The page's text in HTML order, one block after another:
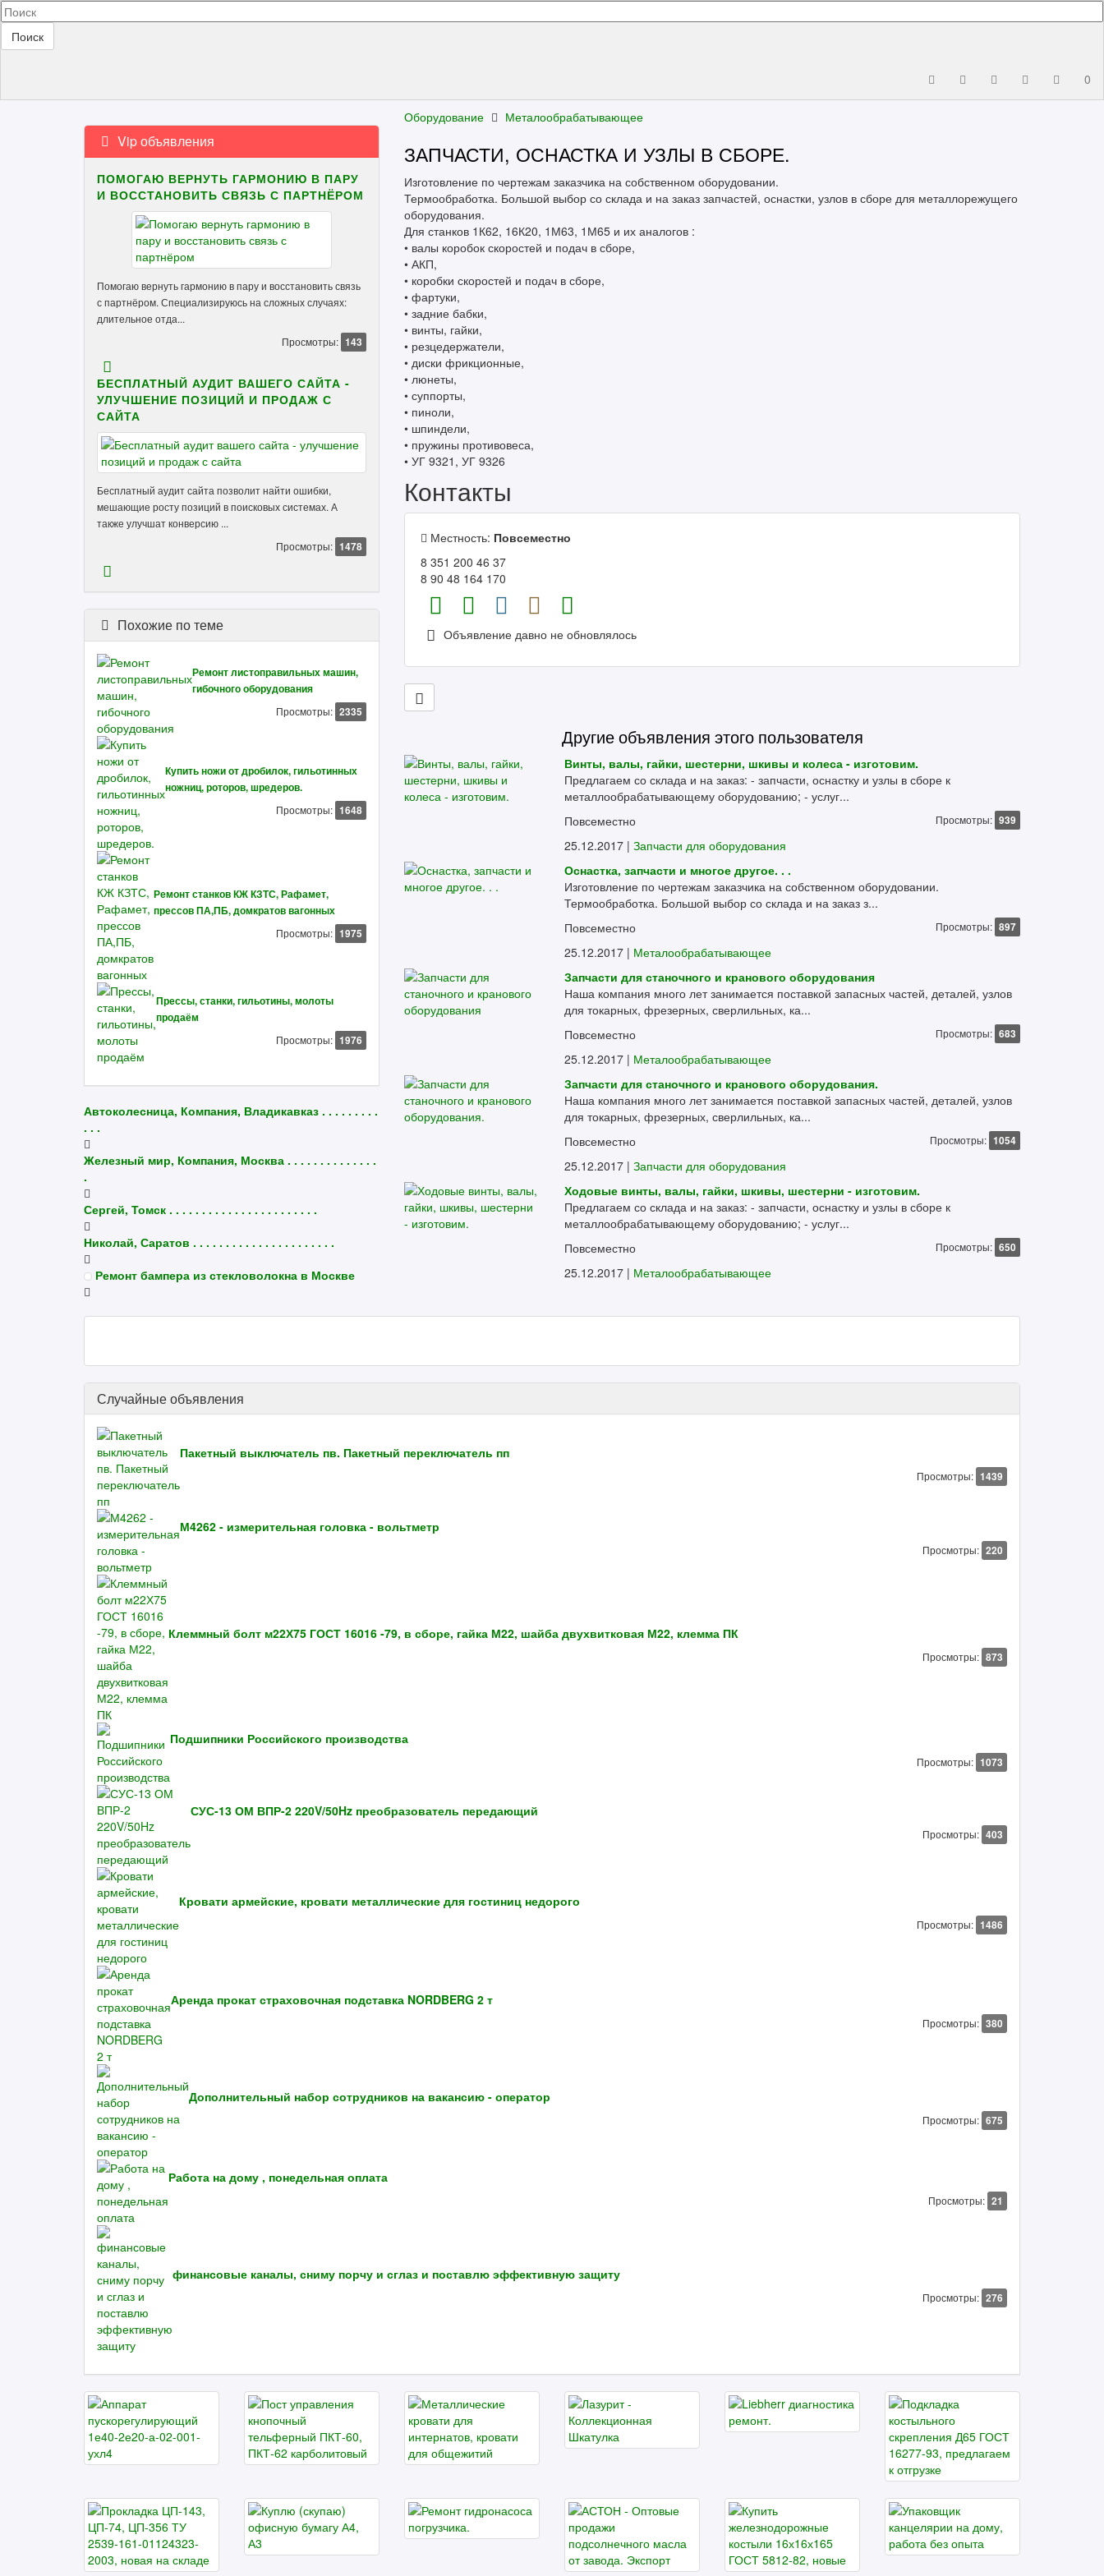
Поиск
0
Оборудование Металообрабатывающее
ЗАПЧАСТИ, ОСНАСТКА И УЗЛЫ В СБОРЕ.
Изготовление по чертежам заказчика на собственном оборудовании.
Термообработка. Большой выбор со склада и на заказ запчастей, оснастки, узлов в сборе для металлорежущего
оборудования.
Для станков 1К62, 16К20, 1М63, 1М65 и их аналогов :
• валы коробок скоростей и подач в сборе,
• АКП,
• коробки скоростей и подач в сборе,
• фартуки,
• задние бабки,
• винты, гайки,
• резцедержатели,
• диски фрикционные,
• люнеты,
• суппорты,
• пиноли,
• шпиндели,
• пружины противовеса,
• УГ 9321, УГ 9326
Контакты
Местность: Повсеместно
8 351 200 46 37
8 90 48 164 170
Объявление давно не обновлялось
Другие объявления этого пользователя
Винты, валы, гайки, шестерни, шкивы и колеса - изготовим.
Предлагаем со склада и на заказ: - запчасти, оснастку и узлы в сборе к
металлообрабатывающему оборудованию; - услуг...
Повсеместно
Просмотры: 939
25.12.2017 | Запчасти для оборудования
Оснастка, запчасти и многое другое. . .
Изготовление по чертежам заказчика на собственном оборудовании.
Термообработка. Большой выбор со склада и на заказ з...
Повсеместно
Просмотры: 897
25.12.2017 | Металообрабатывающее
Запчасти для станочного и кранового оборудования
Наша компания много лет занимается поставкой запасных частей, деталей, узлов
для токарных, фрезерных, сверлильных, ка...
Повсеместно
Просмотры: 683
25.12.2017 | Металообрабатывающее
Запчасти для станочного и кранового оборудования.
Наша компания много лет занимается поставкой запасных частей, деталей, узлов
для токарных, фрезерных, сверлильных, ка...
Повсеместно
Просмотры: 1054
25.12.2017 | Запчасти для оборудования
Ходовые винты, валы, гайки, шкивы, шестерни - изготовим.
Предлагаем со склада и на заказ: - запчасти, оснастку и узлы в сборе к
металлообрабатывающему оборудованию; - услуг...
Повсеместно
Просмотры: 650
25.12.2017 | Металообрабатывающее
Vip объявления
ПОМОГАЮ ВЕРНУТЬ ГАРМОНИЮ В ПАРУ
И ВОССТАНОВИТЬ СВЯЗЬ С ПАРТНЁРОМ
Помогаю вернуть гармонию в пару и восстановить связь
с партнёром. Специализируюсь на сложных случаях:
длительное отда...
Просмотры: 143
БЕСПЛАТНЫЙ АУДИТ ВАШЕГО САЙТА -
УЛУЧШЕНИЕ ПОЗИЦИЙ И ПРОДАЖ С
САЙТА
Бесплатный аудит сайта позволит найти ошибки,
мешающие росту позиций в поисковых системах. А
также улучшат конверсию ...
Просмотры: 1478
Похожие по теме
Ремонт листоправильных машин,
гибочного оборудования
Просмотры: 2335
Купить ножи от дробилок, гильотинных
ножниц, роторов, шредеров.
Просмотры: 1648
Ремонт станков КЖ КЗТС, Рафамет,
прессов ПА,ПБ, домкратов вагонных
Просмотры: 1975
Прессы, станки, гильотины, молоты
продаём
Просмотры: 1976
Автоколесница, Компания, Владикавказ . . . . . . . . .
. . .
Железный мир, Компания, Москва . . . . . . . . . . . . . .
.
Сергей, Томск . . . . . . . . . . . . . . . . . . . . . . .
Николай, Саратов . . . . . . . . . . . . . . . . . . . . . .
Ремонт бампера из стекловолокна в Москве
Случайные объявления
Пакетный выключатель пв. Пакетный переключатель пп
Просмотры: 1439
М4262 - измерительная головка - вольтметр
Просмотры: 220
Клеммный болт м22Х75 ГОСТ 16016 -79, в сборе, гайка М22, шайба двухвитковая М22, клемма ПК
Просмотры: 873
Подшипники Российского производства
Просмотры: 1073
СУС-13 ОМ ВПР-2 220V/50Hz преобразователь передающий
Просмотры: 403
Кровати армейские, кровати металлические для гостиниц недорого
Просмотры: 1486
Аренда прокат страховочная подставка NORDBERG 2 т
Просмотры: 380
Дополнительный набор сотрудников на вакансию - оператор
Просмотры: 675
Работа на дому , понедельная оплата
Просмотры: 21
финансовые каналы, сниму порчу и сглаз и поставлю эффективную защиту
Просмотры: 276